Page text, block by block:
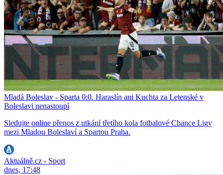
Mladá Boleslav - Sparta 0:0. Haraslín ani Kuchta za Letenské v
Boleslavi nenastoupí
Sledujte online přenos z utkání třetího kola fotbalové Chance Ligy
mezi Mladou Boleslaví a Spartou Praha.
Aktuálně.cz - Sport
dnes, 17:48